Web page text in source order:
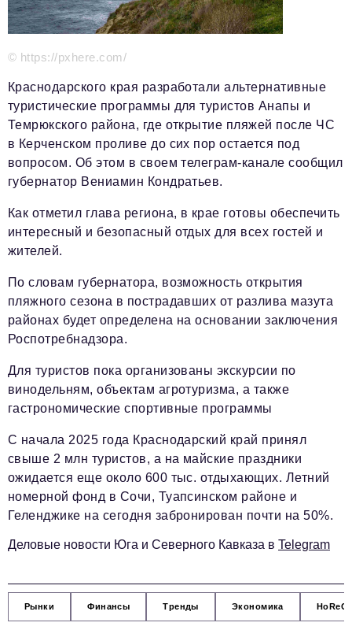
Недвижимость
Политика
Промышленность
Общество
Транспорт
Ритейл
Телеком
Социальная сфера
Образование
Новости компании
Фоторепортажи
Видео
Телефон редакции:+7 495 727-01-67
Электронные почты редакции:
Информационный отдел
reklama@business-magazine.online
© https://pxhere.com/
Краснодарского края разработали альтернативные
туристические программы для туристов Анапы и
Темрюкского района, где открытие пляжей после ЧС
в Керченском проливе до сих пор остается под
вопросом. Об этом в своем телеграм-канале сообщил
губернатор Вениамин Кондратьев.
Как отметил глава региона, в крае готовы обеспечить
интересный и безопасный отдых для всех гостей и
жителей.
По словам губернатора, возможность открытия
пляжного сезона в пострадавших от разлива мазута
районах будет определена на основании заключения
Роспотребнадзора.
Для туристов пока организованы экскурсии по
винодельням, объектам агротуризма, а также
гастрономические спортивные программы
С начала 2025 года Краснодарский край принял
свыше 2 млн туристов, а на майские праздники
ожидается еще около 600 тыс. отдыхающих. Летний
номерной фонд в Сочи, Туапсинском районе и
Геленджике на сегодня забронирован почти на 50%.
Деловые новости Юга и Северного Кавказа в Telegram
Рынки Финансы Тренды Экономика HoReCa